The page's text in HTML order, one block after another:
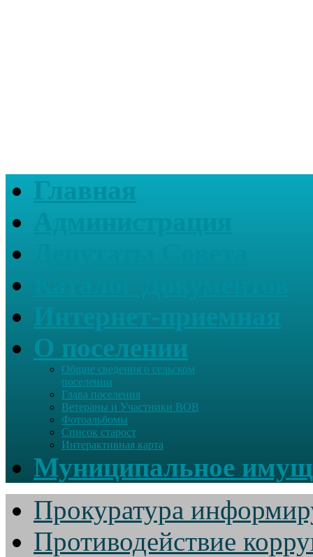
Главная
О поселении
Общие сведения о сельском
поселении
Глава поселения
Ветераны и Участники ВОВ
Фотоальбомы
Список старост
Интерактивная карта
Муниципальное
Прокуратура
Противодействие